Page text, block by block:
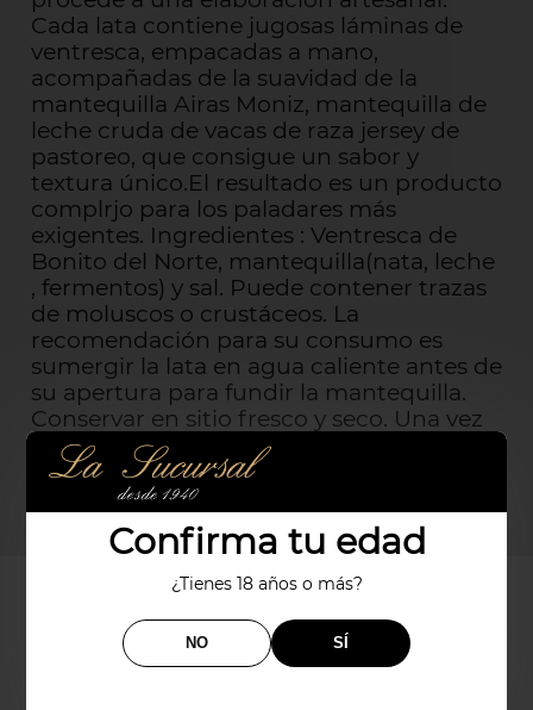
Confirma tu edad
¿Tienes 18 años o más?
NO SÍ
Cada lata contiene jugosas láminas de
ventresca, empacadas a mano,
acompañadas de la suavidad de la
mantequilla Airas Moniz, mantequilla de
leche cruda de vacas de raza jersey de
pastoreo, que consigue un sabor y
textura único.El resultado es un producto
complrjo para los paladares más
exigentes. Ingredientes : Ventresca de
Bonito del Norte, mantequilla(nata, leche
, fermentos) y sal. Puede contener trazas
de moluscos o crustáceos. La
recomendación para su consumo es
sumergir la lata en agua caliente antes de
su apertura para fundir la mantequilla.
Conservar en sitio fresco y seco. Una vez
abierto, mantener refrigerado y consumir
antes de 3 días.
PRODUCTOS RELACIONADOS